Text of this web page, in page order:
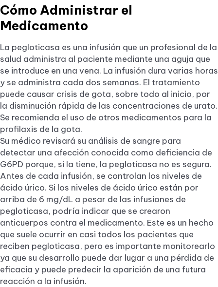
Cómo Administrar el
Medicamento
La pegloticasa es una infusión que un profesional de la
salud administra al paciente mediante una aguja que
se introduce en una vena. La infusión dura varias horas
y se administra cada dos semanas. El tratamiento
puede causar crisis de gota, sobre todo al inicio, por
la disminución rápida de las concentraciones de urato.
Se recomienda el uso de otros medicamentos para la
profilaxis de la gota.
Su médico revisará su análisis de sangre para
detectar una afección conocida como deficiencia de
G6PD porque, si la tiene, la pegloticasa no es segura.
Antes de cada infusión, se controlan los niveles de
ácido úrico. Si los niveles de ácido úrico están por
arriba de 6 mg/dL a pesar de las infusiones de
pegloticasa, podría indicar que se crearon
anticuerpos contra el medicamento. Este es un hecho
que suele ocurrir en casi todos los pacientes que
reciben pegloticasa, pero es importante monitorearlo
ya que su desarrollo puede dar lugar a una pérdida de
eficacia y puede predecir la aparición de una futura
reacción a la infusión.